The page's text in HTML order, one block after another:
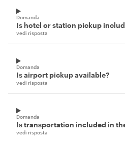
Domanda
Is hotel or station pickup
vedi risposta
Domanda
Is airport pickup available?
vedi risposta
Domanda
Is transportation included in
vedi risposta